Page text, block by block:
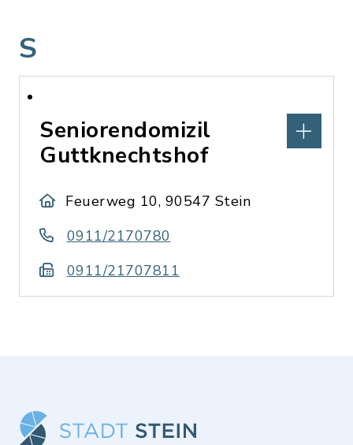
S
Seniorendomizil
Guttknechtshof
Feuerweg 10, 90547 Stein
0911/2170780
0911/21707811